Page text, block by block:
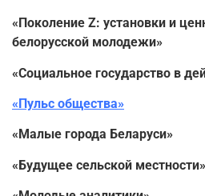
«Поколение Z: установки и
белорусской молодежи»
«Социальное государство в
«Пульс общества»
«Малые города Беларуси»
«Будущее сельской местности»